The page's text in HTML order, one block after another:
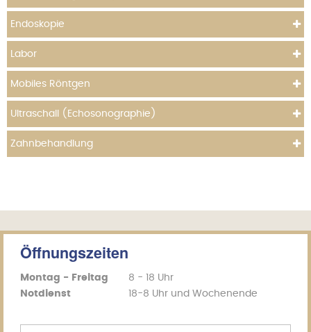
Endoskopie
Labor
Mobiles Röntgen
Ultraschall (Echosonographie)
Zahnbehandlung
Öffnungszeiten
Montag - Freitag
8 - 18 Uhr
Notdienst
18-8 Uhr und Wochenende